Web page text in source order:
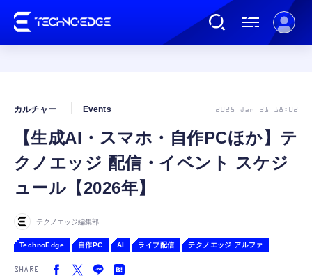
AI
ガジェット
カルチャー
【生成AI・スマホ・自作PCほか】テ
クノエッジ 配信・イベント スケジ
ュール【2026年】
カルチャー Events 2025 Jan 31 18:02
テクノエッジ編集部
TechnoEdge 自作PC AI ライブ配信 テクノエッジ アルファ
SHARE